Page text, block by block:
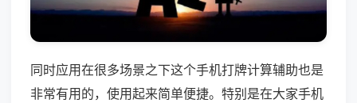
同时应用在很多场景之下这个手机打牌计算辅助也是
非常有用的，使用起来简单便捷。特别是在大家手机